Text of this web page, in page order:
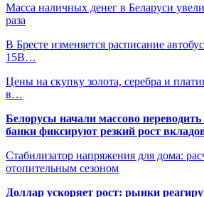
Масса наличных денег в Беларуси
раза
В Бресте изменяется расписание
15В…
Цены на скупку золота, серебра и
в…
Белорусы начали массово
банки фиксируют резкий рост
Стабилизатор напряжения для дома:
отопительным сезоном
Доллар ускоряет рост: рынки